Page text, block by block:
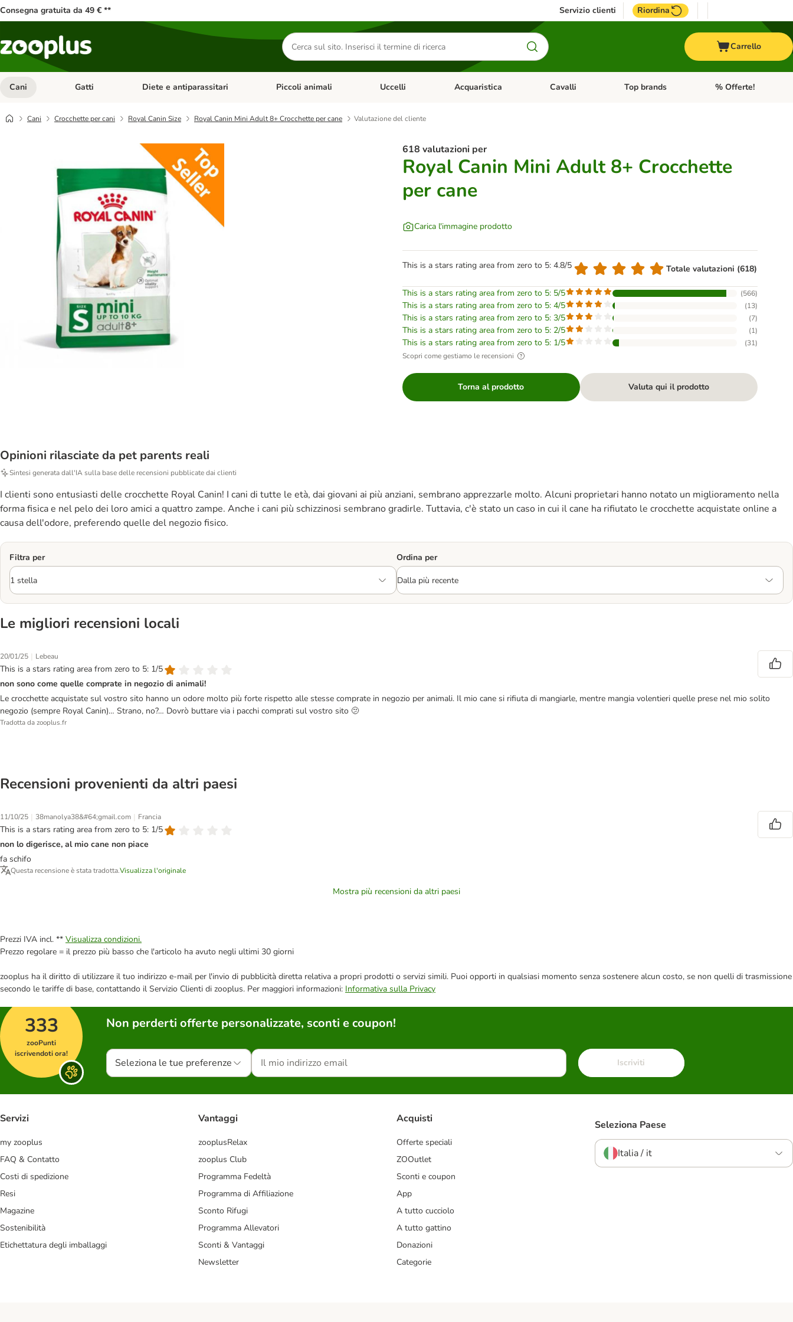
Consegna gratuita da 49 € ** Servizio clienti Riordina
Cerca
prodotti
Carrello
Cani Apri Menu Categoria: Cani
Gatti Apri Menu Categoria: Gatti
Diete e antiparassitari Apri Menu Categoria: Diete e antiparassitari
Piccoli animali Apri Menu Categoria: Piccoli animali
Uccelli Apri Menu Categoria: Uccelli
Acquaristica Apri Menu Categoria: Acquaristica
Cavalli Apri Menu Categoria: Cavalli
Top brands Apri Menu Categoria:
% Offerte!
Cani Crocchette per cani Royal Canin Size Royal Canin Mini Adult 8+ Crocchette per cane Valutazione del cliente
618 valutazioni per
Royal Canin Mini Adult 8+ Crocchette
per cane
Carica l'immagine prodotto
This is a stars rating area from zero to 5: 4.8/5 Totale valutazioni (618)
This is a stars rating area from zero to 5: 5/5 (566)
This is a stars rating area from zero to 5: 4/5 (13)
This is a stars rating area from zero to 5: 3/5 (7)
This is a stars rating area from zero to 5: 2/5 (1)
This is a stars rating area from zero to 5: 1/5 (31)
Scopri come gestiamo le recensioni
Torna al prodotto Valuta qui il prodotto
Opinioni rilasciate da pet parents reali
Sintesi generata dall'IA sulla base delle recensioni pubblicate dai clienti
I clienti sono entusiasti delle crocchette Royal Canin! I cani di tutte le età, dai giovani ai più anziani, sembrano apprezzarle molto. Alcuni proprietari hanno notato un miglioramento nella
forma fisica e nel pelo dei loro amici a quattro zampe. Anche i cani più schizzinosi sembrano gradirle. Tuttavia, c'è stato un caso in cui il cane ha rifiutato le crocchette acquistate online a
causa dell'odore, preferendo quelle del negozio fisico.
Filtra per Ordina per
Le migliori recensioni locali
20/01/25 | Lebeau
This is a stars rating area from zero to 5: 1/5
non sono come quelle comprate in negozio di animali!
Le crocchette acquistate sul vostro sito hanno un odore molto più forte rispetto alle stesse comprate in negozio per animali. Il mio cane si rifiuta di mangiarle, mentre mangia volentieri quelle prese nel mio solito
negozio (sempre Royal Canin)… Strano, no?… Dovrò buttare via i pacchi comprati sul vostro sito 🫤
Tradotta da zooplus.fr
Recensioni provenienti da altri paesi
11/10/25 | 38manolya38&#64;gmail.com | Francia
This is a stars rating area from zero to 5: 1/5
non lo digerisce, al mio cane non piace
fa schifo
Questa recensione è stata tradotta.Visualizza l'originale
Mostra più recensioni da altri paesi
Prezzi IVA incl. ** Visualizza condizioni.
Prezzo regolare = il prezzo più basso che l'articolo ha avuto negli ultimi 30 giorni
zooplus ha il diritto di utilizzare il tuo indirizzo e-mail per l'invio di pubblicità diretta relativa a propri prodotti o servizi simili. Puoi opporti in qualsiasi momento senza sostenere alcun costo, se non quelli di trasmissione
secondo le tariffe di base, contattando il Servizio Clienti di zooplus. Per maggiori informazioni: Informativa sulla Privacy
333
zooPunti
iscrivendoti ora!
Non perderti offerte personalizzate, sconti e coupon!
Seleziona le tue preferenze Iscriviti
Servizi
my zooplus
FAQ & Contatto
Costi di spedizione
Resi
Magazine
Sostenibilità
Etichettatura degli imballaggi
Vantaggi
zooplusRelax
zooplus Club
Programma Fedeltà
Programma di Affiliazione
Sconto Rifugi
Programma Allevatori
Sconti & Vantaggi
Newsletter
Acquisti
Offerte speciali
ZOOutlet
Sconti e coupon
App
A tutto cucciolo
A tutto gattino
Donazioni
Categorie
Seleziona Paese
Italia / it